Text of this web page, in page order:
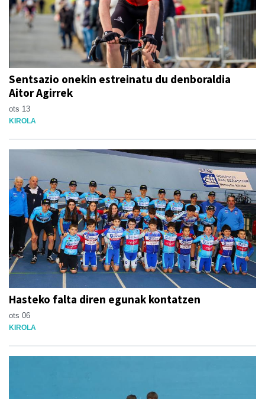
Sentsazio onekin estreinatu du denboraldia
Aitor Agirrek
ots 13
KIROLA
Hasteko falta diren egunak kontatzen
ots 06
KIROLA